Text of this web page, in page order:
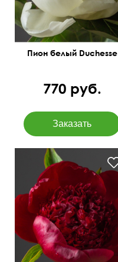
Пион белый Duchesse
770 руб.
Высота 50 см